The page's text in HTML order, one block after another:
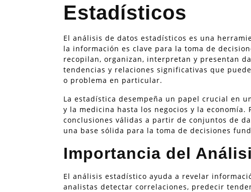
Estadísticos
El análisis de datos estadísticos es una
la información es clave para la toma de
recopilan, organizan, interpretan y presentan
tendencias y relaciones significativas que
o problema en particular.
La estadística desempeña un papel crucial en
y la medicina hasta los negocios y la
conclusiones válidas a partir de conjuntos de
una base sólida para la toma de decisiones
Importancia del
El análisis estadístico ayuda a revelar
analistas detectar correlaciones, predecir